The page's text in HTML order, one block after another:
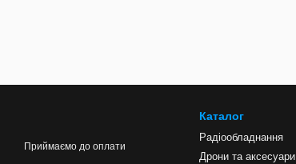
Приймаємо до оплати
Каталог
Радіообладнання
Дрони та аксесуари